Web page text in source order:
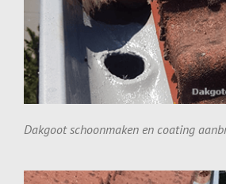
Dakgoot schoonmaken en coating